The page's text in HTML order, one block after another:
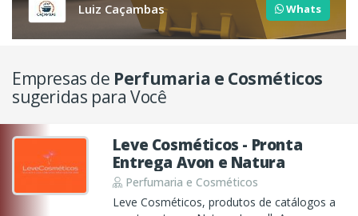
Luiz Caçambas Whats
Empresas de Perfumaria e Cosméticos
sugeridas para Você
Leve Cosméticos - Pronta
Entrega Avon e Natura
Perfumaria e Cosméticos
Leve Cosméticos, produtos de catálogos a